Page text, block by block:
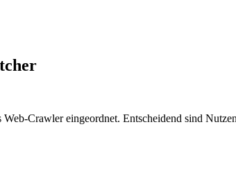
Crawler eingeordnet. Entscheidend sind